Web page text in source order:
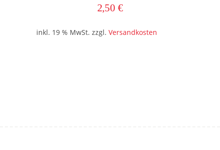
2,50 €
inkl. 19 % MwSt. zzgl. Versandkosten